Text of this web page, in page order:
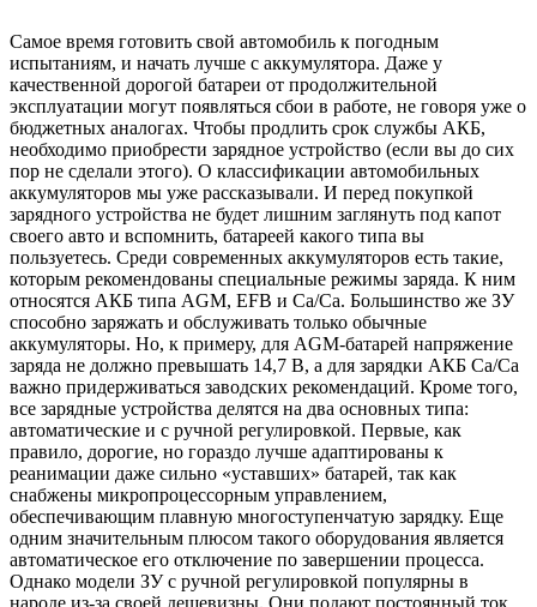
Самое время готовить свой автомобиль к погодным
испытаниям, и начать лучше с аккумулятора. Даже у
качественной дорогой батареи от продолжительной
эксплуатации могут появляться сбои в работе, не говоря уже о
бюджетных аналогах. Чтобы продлить срок службы АКБ,
необходимо приобрести зарядное устройство (если вы до сих
пор не сделали этого). О классификации автомобильных
аккумуляторов мы уже рассказывали. И перед покупкой
зарядного устройства не будет лишним заглянуть под капот
своего авто и вспомнить, батареей какого типа вы
пользуетесь. Среди современных аккумуляторов есть такие,
которым рекомендованы специальные режимы заряда. К ним
относятся АКБ типа AGM, EFB и Ca/Ca. Большинство же ЗУ
способно заряжать и обслуживать только обычные
аккумуляторы. Но, к примеру, для AGM-батарей напряжение
заряда не должно превышать 14,7 В, а для зарядки АКБ Ca/Ca
важно придерживаться заводских рекомендаций. Кроме того,
все зарядные устройства делятся на два основных типа:
автоматические и с ручной регулировкой. Первые, как
правило, дорогие, но гораздо лучше адаптированы к
реанимации даже сильно «уставших» батарей, так как
снабжены микропроцессорным управлением,
обеспечивающим плавную многоступенчатую зарядку. Еще
одним значительным плюсом такого оборудования является
автоматическое его отключение по завершении процесса.
Однако модели ЗУ с ручной регулировкой популярны в
народе из-за своей дешевизны. Они подают постоянный ток